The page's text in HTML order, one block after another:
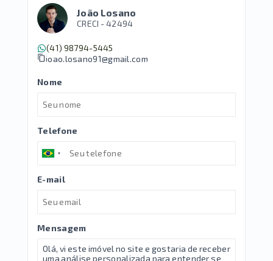
João Losano
CRECI -42494
(41) 98794-5445
joao.losano91@gmail.com
Nome
Telefone
E-mail
Mensagem